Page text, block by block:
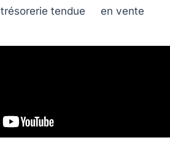
trésorerie tendue
en vente